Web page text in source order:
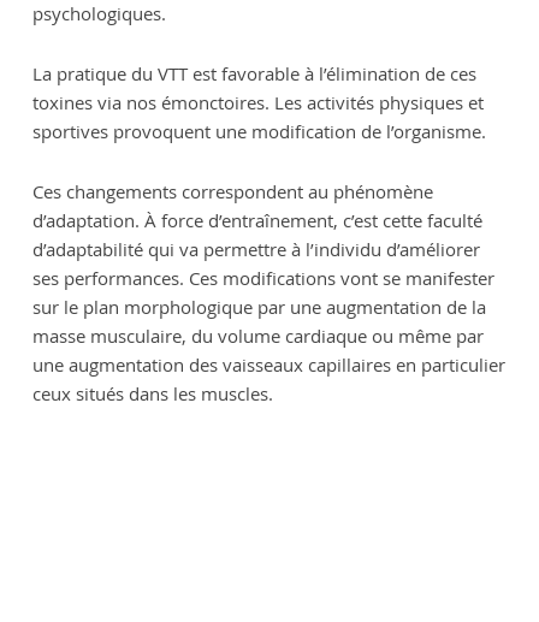
psychologiques.
La pratique du VTT est favorable à l’élimination de ces
toxines via nos émonctoires. Les activités physiques et
sportives provoquent une modification de l’organisme.
Ces changements correspondent au phénomène
d’adaptation. À force d’entraînement, c’est cette faculté
d’adaptabilité qui va permettre à l’individu d’améliorer
ses performances. Ces modifications vont se manifester
sur le plan morphologique par une augmentation de la
masse musculaire, du volume cardiaque ou même par
une augmentation des vaisseaux capillaires en particulier
ceux situés dans les muscles.